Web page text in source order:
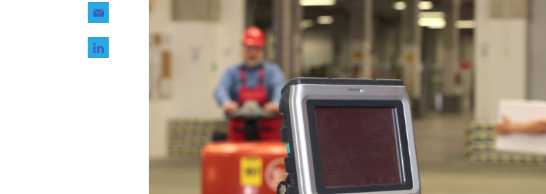
SUSCRÍBASE